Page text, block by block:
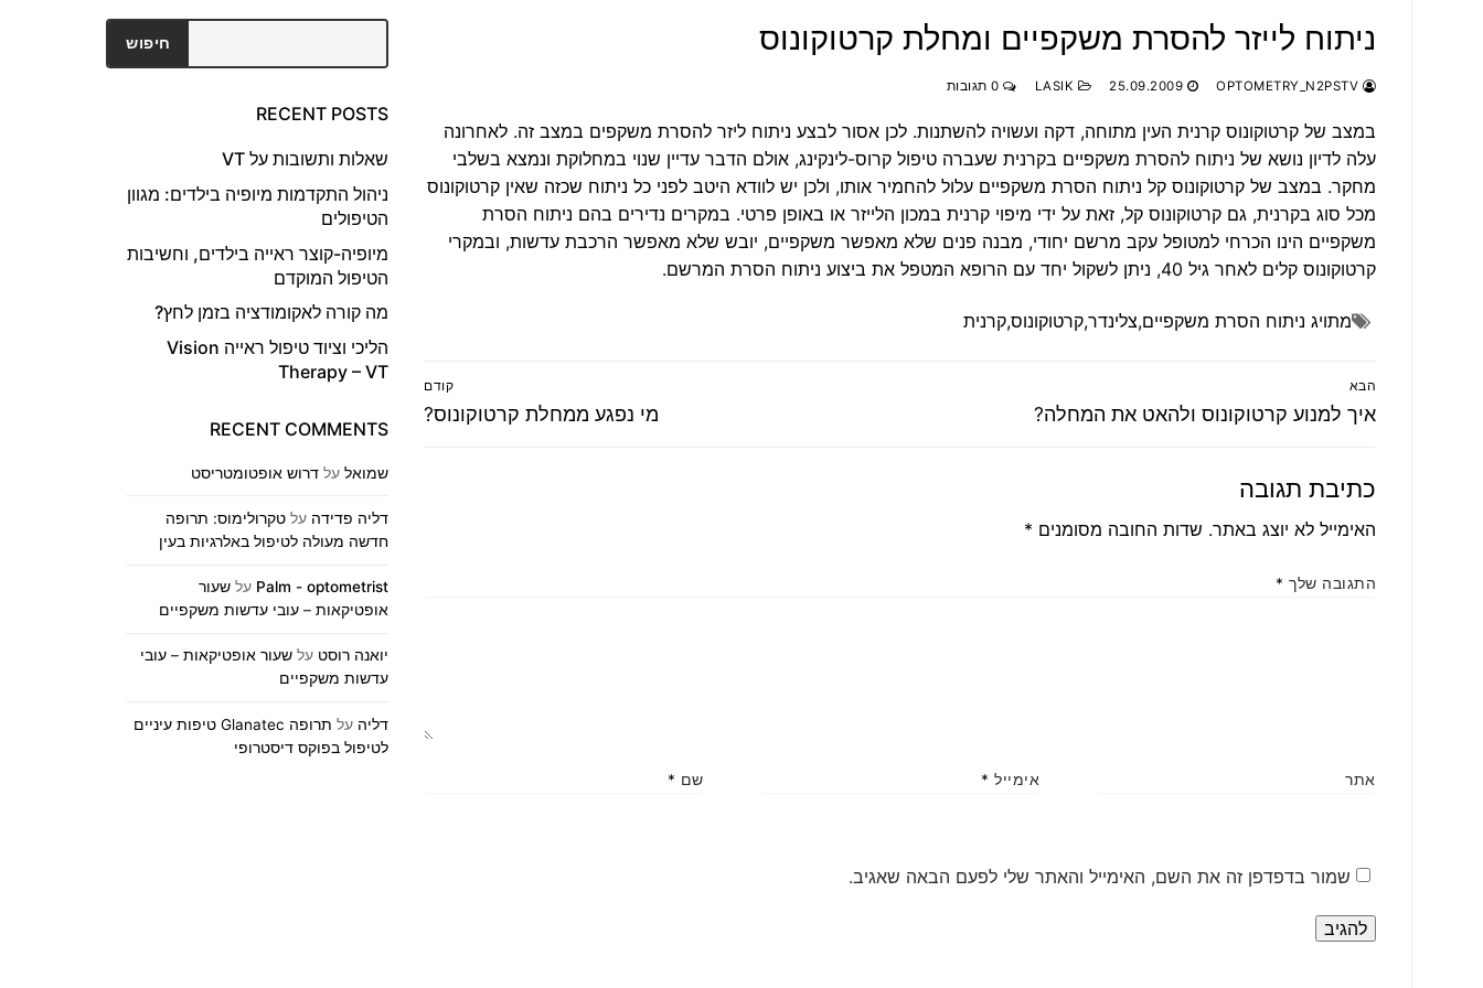
ניתוח לייזר להסרת משקפיים ומחלת קרטוקונוס
25.09.2009
במצב של קרטוקונוס קרנית העין מתוחה, דקה ועשויה להשתנות. לכן אסור לבצע ניתוח ליזר להסרת משקפים במצב זה. לאחרונה
עלה לדיון נושא של ניתוח להסרת משקפיים בקרנית שעברה טיפול קרוס-לינקינג, אולם הדבר עדיין שנוי במחלוקת ונמצא בשלבי
מחקר. במצב של קרטוקונוס קל ניתוח הסרת משקפיים עלול להחמיר אותו, ולכן יש לוודא היטב לפני כל ניתוח שכזה שאין קרטוקונוס
מכל סוג בקרנית, גם קרטוקונוס קל, זאת על ידי מיפוי קרנית במכון הלייזר או באופן פרטי. במקרים נדירים בהם ניתוח הסרת
משקפיים הינו הכרחי למטופל עקב מרשם יחודי, מבנה פנים שלא מאפשר משקפיים, יובש שלא מאפשר הרכבת עדשות, ובמקרי
קרטוקונוס קלים לאחר גיל 40, ניתן לשקול יחד עם הרופא המטפל את ביצוע ניתוח הסרת המרשם.
מתויג ניתוח הסרת משקפיים,צלינדר,קרטוקונוס,קרנית
ניווט קודם
פוסט
מי נפגע ממחלת קרטוקונוס?
הבא
הפוסט
איך למנוע קרטוקונוס ולהאט את המחלה?
כתיבת תגובה
האימייל לא יוצג באתר. שדות החובה מסומנים *
התגובה שלך *
שם * אימייל * אתר
שמור בדפדפן זה את השם, האימייל והאתר שלי לפעם הבאה שאגיב.
חיפוש
RECENT POSTS
שאלות ותשובות על VT
ניהול התקדמות מיופיה בילדים: מגוון
הטיפולים
מיופיה-קוצר ראייה בילדים, וחשיבות
הטיפול המוקדם
מה קורה לאקומודציה בזמן לחץ?
הליכי וציוד טיפול ראייה Vision
Therapy – VT
RECENT COMMENTS
שמואל על דרוש אופטומטריסט
דליה פדידה על טקרולימוס: תרופה
חדשה מעולה לטיפול באלרגיות בעין
Palm - optometrist על שעור
אופטיקאות – עובי עדשות משקפיים
יואנה רוסט על שעור אופטיקאות – עובי
עדשות משקפיים
דליה על
תרופה Glanatec טיפות עיניים
לטיפול בפוקס דיסטרופי